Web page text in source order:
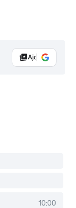
Ajouter Vélo
10:00